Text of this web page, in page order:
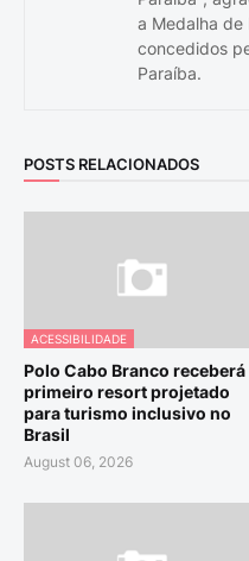
a Medalha
concedidos
Paraíba.
POSTS RELACIONADOS
ACESSIBILIDADE
Polo Cabo Branco receberá
primeiro resort projetado
para turismo inclusivo no
Brasil
August 06, 2026